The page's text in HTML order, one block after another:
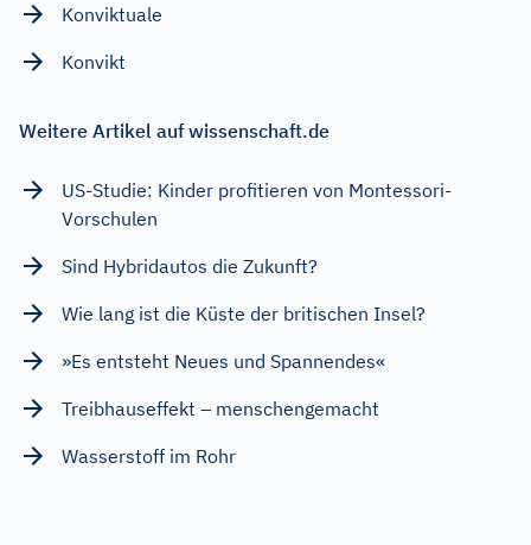
Konviktuale
Konvikt
Weitere Artikel auf wissenschaft.de
US-Studie: Kinder profitieren von Montessori-
Vorschulen
Sind Hybridautos die Zukunft?
Wie lang ist die Küste der britischen Insel?
»Es entsteht Neues und Spannendes«
Treibhauseffekt – menschengemacht
Wasserstoff im Rohr